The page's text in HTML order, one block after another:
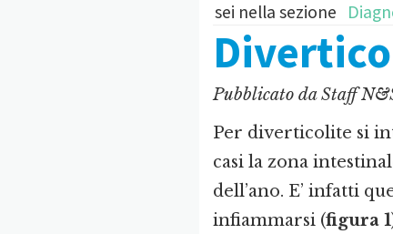
sei nella sezione
Pubblicato daStaff
Per diverticolite si
casi la zona
dell’ano. E’ infatti
infiammarsi (figura 1